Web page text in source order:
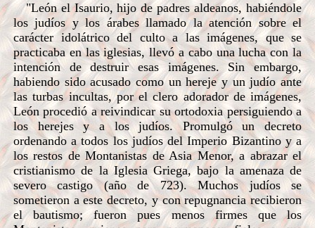
"León el Isaurio, hijo de padres aldeanos, habiéndole
los judíos y los árabes llamado la atención sobre el
carácter idolátrico del culto a las imágenes, que se
practicaba en las iglesias, llevó a cabo una lucha con la
intención de destruir esas imágenes. Sin embargo,
habiendo sido acusado como un hereje y un judío ante
las turbas incultas, por el clero adorador de imágenes,
León procedió a reivindicar su ortodoxia persiguiendo a
los herejes y a los judíos. Promulgó un decreto
ordenando a todos los judíos del Imperio Bizantino y a
los restos de Montanistas de Asia Menor, a abrazar el
cristianismo de la Iglesia Griega, bajo la amenaza de
severo castigo (año de 723). Muchos judíos se
sometieron a este decreto, y con repugnancia recibieron
el bautismo; fueron pues menos firmes que los